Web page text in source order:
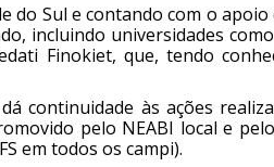
do Sul e contando com o
incluindo universidades
Finokiet, que, tendo
continuidade às ações
pelo NEABI local e
em todos os campi).